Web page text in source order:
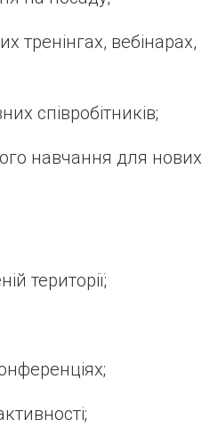
тренінгах, вебінарах,
співробітників;
навчання для нових
території;